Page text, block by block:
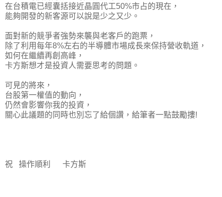
在台積電已經囊括接近晶圓代工50%市占的現在，
能夠開發的新客源可以說是少之又少。
面對新的競爭者強勢來襲與老客戶的跑票，
除了利用每年8%左右的半導體市場成長來保持營收軌道，
如何在繼續再創高峰，
卡方斯想才是投資人需要思考的問題。
可見的將來，
台股第一權值的動向，
仍然會影響你我的投資，
關心此議題的同時也別忘了給個讚 ，給筆者一點鼓勵摟!
祝 操作順利 卡方斯